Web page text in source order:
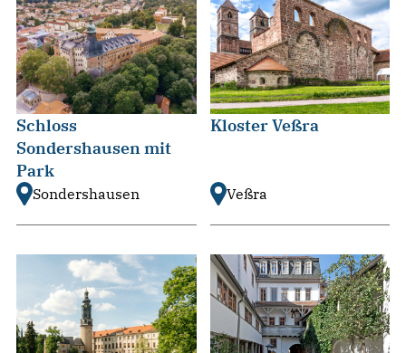
Schloss
Sondershausen mit
Park
Sondershausen
Kloster Veßra
Veßra